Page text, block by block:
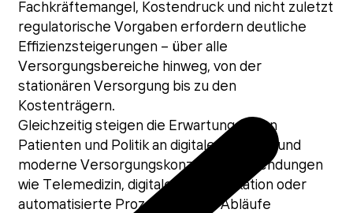
Fachkräftemangel, Kostendruck und nicht zuletzt
regulatorische Vorgaben erfordern deutliche
Effizienzsteigerungen – über alle
Versorgungsbereiche hinweg, von der
stationären Versorgung bis zu den
Kostenträgern.
Gleichzeitig steigen die Erwartungen von
Patienten und Politik an digitale Services und
moderne Versorgungskonzepte. Anwendungen
wie Telemedizin, digitale Kommunikation oder
automatisierte Prozesse sollen Abläufe